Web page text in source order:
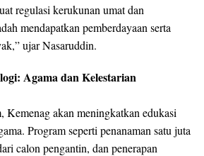
regulasi kerukunan umat dan
mendapatkan pemberdayaan serta
ujar Nasaruddin.
Agama dan Kelestarian
Kemenag akan meningkatkan edukasi
Program seperti penanaman satu juta
calon pengantin, dan penerapan